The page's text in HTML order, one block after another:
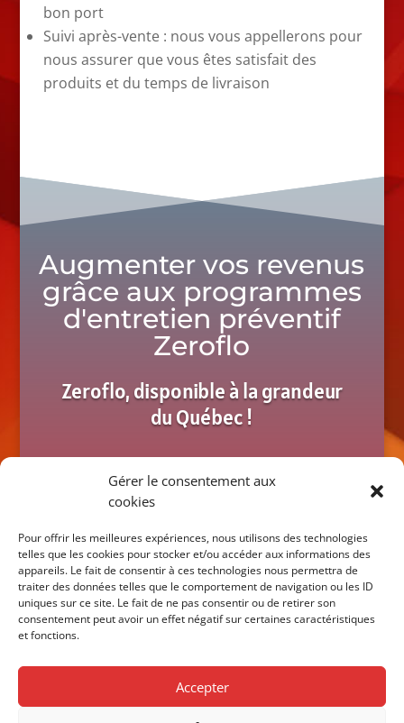
Gérer le consentement aux
cookies
Pour offrir les meilleures expériences, nous utilisons des technologies
telles que les cookies pour stocker et/ou accéder aux informations des
appareils. Le fait de consentir à ces technologies nous permettra de
traiter des données telles que le comportement de navigation ou les ID
uniques sur ce site. Le fait de ne pas consentir ou de retirer son
consentement peut avoir un effet négatif sur certaines caractéristiques
et fonctions.
Accepter
bon port
Suivi après-vente : nous vous appellerons pour
nous assurer que vous êtes satisfait des
produits et du temps de livraison
Augmenter vos revenus
grâce aux programmes
d'entretien préventif
Zeroflo
Zeroflo, disponible à la grandeur
du Québec !
Contactez-nous dès
aujourd'hui
450 687.4313